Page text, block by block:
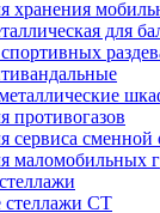
хранения
для
сервиса сменной
маломобильных
СТ